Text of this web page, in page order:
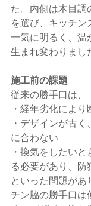
た。内側は木目調
を選び、キッチン
一気に明るく、温
生まれ変わりまし
施工前の課題
従来の勝手口は、
・経年劣化によ
・デザインが古
に合わない
・換気をしたい
る必要があり、防
といった問題があ
チン脇の勝手口は